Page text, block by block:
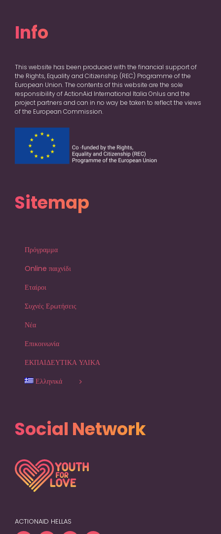
European Union. The contents of this website are the sole
responsibility of ActionAid International Italia Onlus and the
project partners and can in no way be taken to reflect the views
of the European Commission.
Online παιχνίδι
Εταίροι
Συχνές Ερωτήσεις
Νέα
Επικοινωνία
ΕΚΠΑΙΔΕΥΤΙΚΑ ΥΛΙΚΑ
Ελληνικά